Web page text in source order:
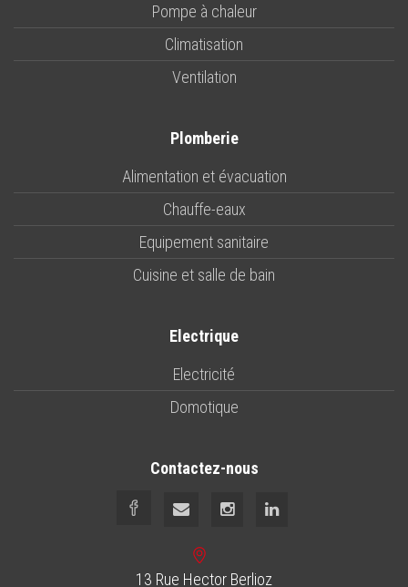
Pompe à chaleur
Climatisation
Ventilation
Plomberie
Alimentation et évacuation
Chauffe-eaux
Equipement sanitaire
Cuisine et salle de bain
Electrique
Electricité
Domotique
Contactez-nous
13 Rue Hector Berlioz